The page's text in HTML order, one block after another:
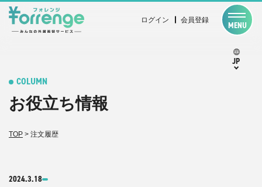
ログイン 会員登録
MENU
JP
COLUMN
お役立ち情報
TOP > 注文履歴
2024.3.18